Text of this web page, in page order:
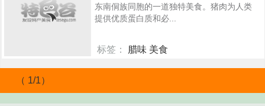
东南侗族同胞的一道独特美食。猪肉为人类
提供优质蛋白质和必...
标签： 腊味 美食
779
（ 1/1）